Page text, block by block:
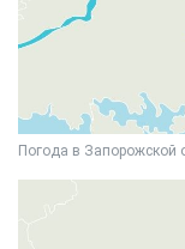
Погода в Запорожской